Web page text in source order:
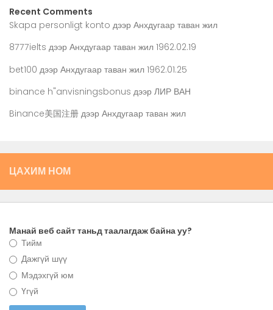
Recent Comments
Skapa personligt konto дээр Анхдугаар таван жил
8777ielts дээр Анхдугаар таван жил 1962.02.19
bet100 дээр Анхдугаар таван жил 1962.01.25
binance h"anvisningsbonus дээр ЛИР ВАН
Binance美国注册 дээр Анхдугаар таван жил
ЦАХИМ НОМ
Манай веб сайт таньд таалагдаж байна уу?
Тийм
Дажгүй шүү
Мэдэхгүй юм
Үгүй